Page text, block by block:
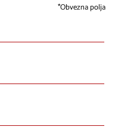
Obvezna polja